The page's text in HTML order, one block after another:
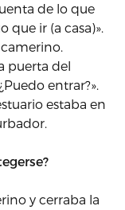
de lo que
que ir (a casa)».
puerta del
entrar?».
estaba en
y cerraba la